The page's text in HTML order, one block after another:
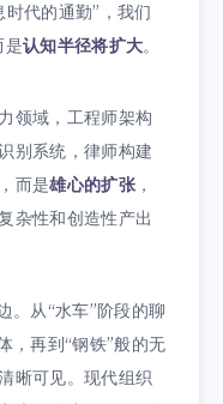
代的通勤”，我们
是认知半径将扩大。
领域，工程师架构
别系统，律师构建
而是雄心的扩张，
杂性和创造性产出
。从“水车”阶段的聊
，再到“钢铁”般的无
晰可见。现代组织